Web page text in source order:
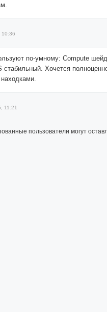
10:36
по-умному: Compute
Хочется
11:21
пользователи могут